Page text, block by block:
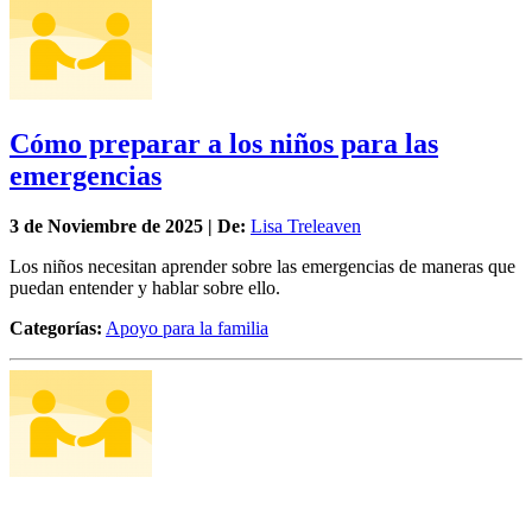
Cómo preparar a los niños para las
emergencias
3 de Noviembre de 2025 | De: Lisa Treleaven
Los niños necesitan aprender sobre las emergencias de maneras que
puedan entender y hablar sobre ello.
Categorías: Apoyo para la familia